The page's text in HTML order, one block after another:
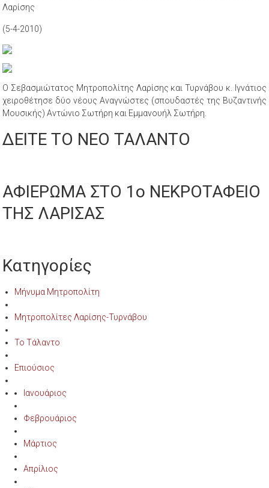
Λαρίσης
(5-4-2010)
Ο Σεβασμιώτατος Μητροπολίτης Λαρίσης και Τυρνάβου κ. Ιγνάτιος
χειροθέτησε δύο νέους Αναγνώστες (σπουδαστές της Βυζαντινής
Μουσικής) Αντώνιο Σωτήρη και Εμμανουήλ Σωτήρη.
ΔΕΙΤΕ ΤΟ ΝΕΟ ΤΑΛΑΝΤΟ
ΑΦΙΕΡΩΜΑ ΣΤΟ 1ο ΝΕΚΡΟΤΑΦΕΙΟ
ΤΗΣ ΛΑΡΙΣΑΣ
Κατηγορίες
Μήνυμα Μητροπολίτη
Μητροπολίτες Λαρίσης-Τυρνάβου
Το Τάλαντο
Επιούσιος
Ιανουάριος
Φεβρουάριος
Μάρτιος
Απρίλιος